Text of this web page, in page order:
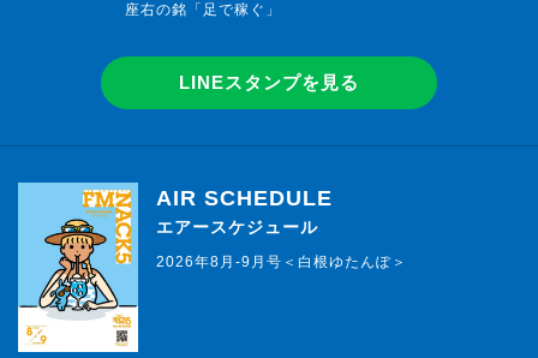
座右の銘「足で稼ぐ」
LINEスタンプを見る
AIR SCHEDULE
エアースケジュール
2026年8月-9月号＜白根ゆたんぽ＞